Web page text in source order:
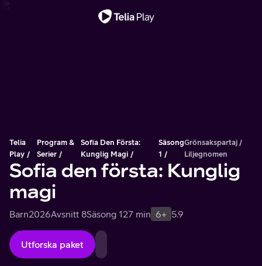
Telia
Play
Program &
Serier
Sofia Den Första:
Kunglig Magi
Säsong
1
Grönsakspartaj /
Liljegnomen
Sofia den första: Kunglig
magi
Barn2026Avsnitt 8Säsong 127 min 6+ 5.9
Utforska paket